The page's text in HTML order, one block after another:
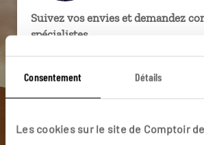
Consentement Détails
Les cookies sur le site de Comptoir
Suivez vos envies et demandez
spécialistes
près de vos envies et de la
Échangez en face à face ou
téléphone.